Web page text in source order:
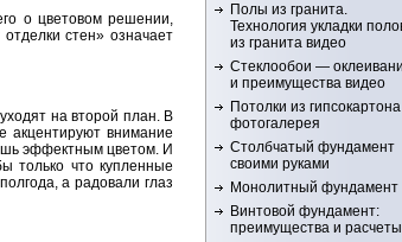
о цветовом решении,
стен» означает
на второй план. В
акцентируют внимание
эффектным цветом. И
только что купленные
а радовали глаз
Полы из гранита.
Технология укладки
из гранита видео
Стеклообои —
и преимущества видео
Потолки из гипсокартона
фотогалерея
Столбчатый фундамент
своими руками
Монолитный фундамент
Винтовой фундамент:
преимущества и расчеты